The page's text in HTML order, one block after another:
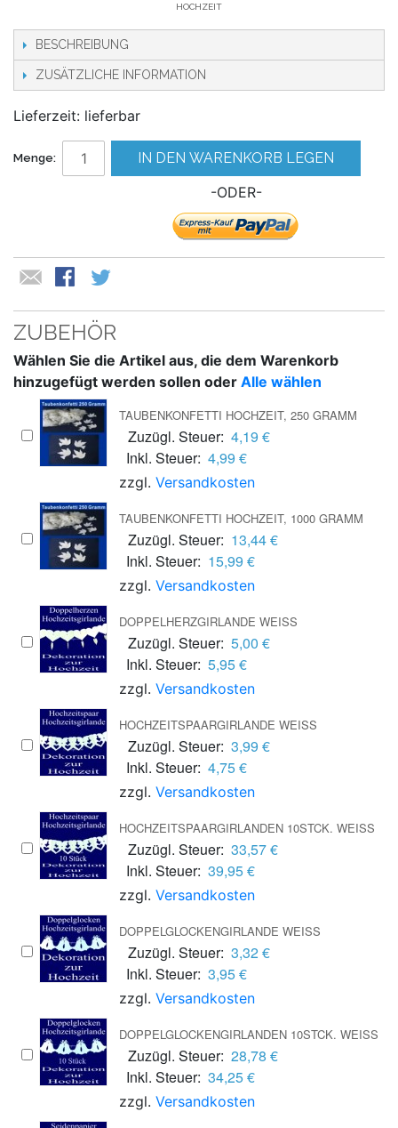
HOCHZEIT
BESCHREIBUNG
ZUSÄTZLICHE INFORMATION
Lieferzeit: lieferbar
Menge: IN DEN WARENKORB LEGEN
-ODER-
ZUBEHÖR
Wählen Sie die Artikel aus, die dem Warenkorb
hinzugefügt werden sollen oder Alle wählen
TAUBENKONFETTI HOCHZEIT, 250 GRAMM
Zuzügl. Steuer: 4,19 €
Inkl. Steuer: 4,99 €
zzgl. Versandkosten
TAUBENKONFETTI HOCHZEIT, 1000 GRAMM
Zuzügl. Steuer: 13,44 €
Inkl. Steuer: 15,99 €
zzgl. Versandkosten
DOPPELHERZGIRLANDE WEISS
Zuzügl. Steuer: 5,00 €
Inkl. Steuer: 5,95 €
zzgl. Versandkosten
HOCHZEITSPAARGIRLANDE WEISS
Zuzügl. Steuer: 3,99 €
Inkl. Steuer: 4,75 €
zzgl. Versandkosten
HOCHZEITSPAARGIRLANDEN 10STCK. WEISS
Zuzügl. Steuer: 33,57 €
Inkl. Steuer: 39,95 €
zzgl. Versandkosten
DOPPELGLOCKENGIRLANDE WEISS
Zuzügl. Steuer: 3,32 €
Inkl. Steuer: 3,95 €
zzgl. Versandkosten
DOPPELGLOCKENGIRLANDEN 10STCK. WEISS
Zuzügl. Steuer: 28,78 €
Inkl. Steuer: 34,25 €
zzgl. Versandkosten